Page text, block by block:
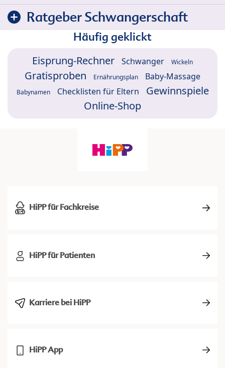
Ratgeber Schwangerschaft
Häufig geklickt
Eisprung-Rechner Schwanger Wickeln
Gratisproben Ernährungsplan Baby-Massage
Babynamen Checklisten für Eltern
Gewinnspiele
Online-Shop
HiPP für Fachkreise
HiPP für Patienten
Karriere bei HiPP
HiPP App